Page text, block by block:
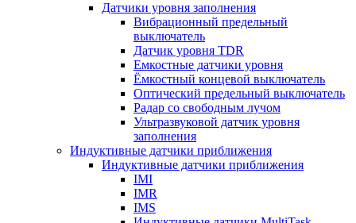
Датчики уровня заполнения
Вибрационный предельный
выключатель
Датчик уровня TDR
Емкостные датчики уровня
Ёмкостный концевой выключатель
Оптический предельный выключатель
Радар со свободным лучом
Ультразвуковой датчик уровня
заполнения
Индуктивные датчики приближения
Индуктивные датчики приближения
IMI
IMR
IMS